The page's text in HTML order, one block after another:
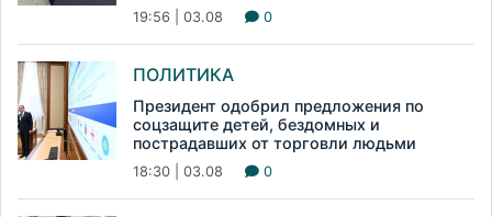
19:56 | 03.08 0
ПОЛИТИКА
Президент одобрил предложения по
соцзащите детей, бездомных и
пострадавших от торговли людьми
18:30 | 03.08 0